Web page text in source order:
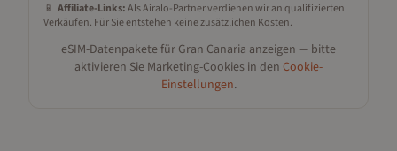
📱 Affiliate-Links:Als Airalo-Partner verdienen wir an qualifizierten
Verkäufen. Für Sie entstehen keine zusätzlichen Kosten.
eSIM-Datenpakete für Gran Canaria anzeigen — bitte
aktivieren Sie Marketing-Cookies in den Cookie-
Einstellungen.